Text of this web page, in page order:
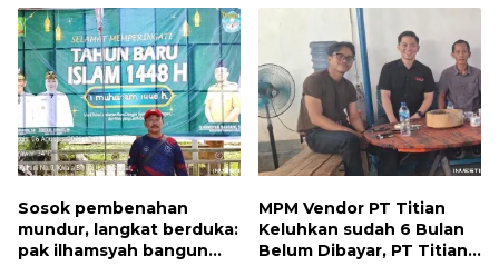
Wujudkan Kepedulian
Lingkungan
Berjibaku di Siak Kecil
dan Mandau
Sosok pembenahan
mundur, langkat berduka:
pak ilhamsyah bangun
MPM Vendor PT Titian
Keluhkan sudah 6 Bulan
Belum Dibayar, PT Titian